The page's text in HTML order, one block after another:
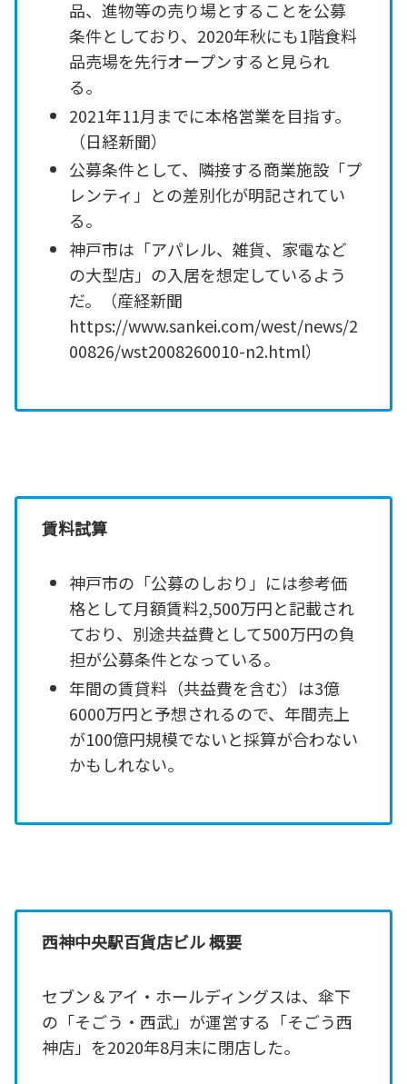
品、進物等の売り場とすることを公募
条件としており、2020年秋にも1階食料
品売場を先行オープンすると見られ
る。
2021年11月までに本格営業を目指す。
（日経新聞）
公募条件として、隣接する商業施設「プ
レンティ」との差別化が明記されてい
る。
神戸市は「アパレル、雑貨、家電など
の大型店」の入居を想定しているよう
だ。（産経新聞
https://www.sankei.com/west/news/2
00826/wst2008260010-n2.html）
賃料試算
神戸市の「公募のしおり」には参考価
格として月額賃料2,500万円と記載され
ており、別途共益費として500万円の負
担が公募条件となっている。
年間の賃貸料（共益費を含む）は3億
6000万円と予想されるので、年間売上
が100億円規模でないと採算が合わない
かもしれない。
西神中央駅百貨店ビル 概要
セブン＆アイ・ホールディングスは、傘下
の「そごう・西武」が運営する「そごう西
神店」を2020年8月末に閉店した。